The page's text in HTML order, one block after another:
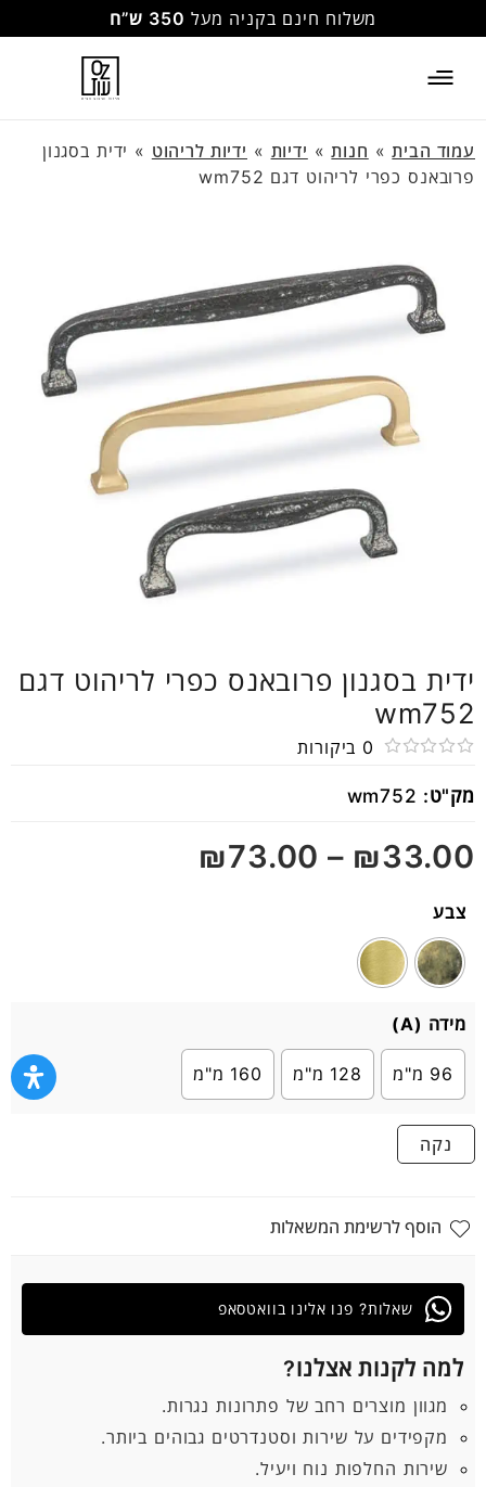
משלוח חינם בקניה מעל 350 ש”ח
עמוד הבית» חנות» ידיות » ידיות לריהוט » ידית בסגנון
פרובאנס כפרי לריהוט דגם wm752
ידית בסגנון פרובאנס כפרי לריהוט דגם
wm752
0
5
0 ביקורות
מק"ט: wm752
₪33.00
–
₪73.00
צבע
מידה (A)
96 מ"מ 128 מ"מ 160 מ"מ
נקה
הוסף לרשימת המשאלות
למה לקנות אצלנו?
מגוון מוצרים רחב של פתרונות נגרות.
מקפידים על שירות וסטנדרטים גבוהים ביותר.
שירות החלפות נוח ויעיל.
שאלות? פנו אלינו בוואטסאפ